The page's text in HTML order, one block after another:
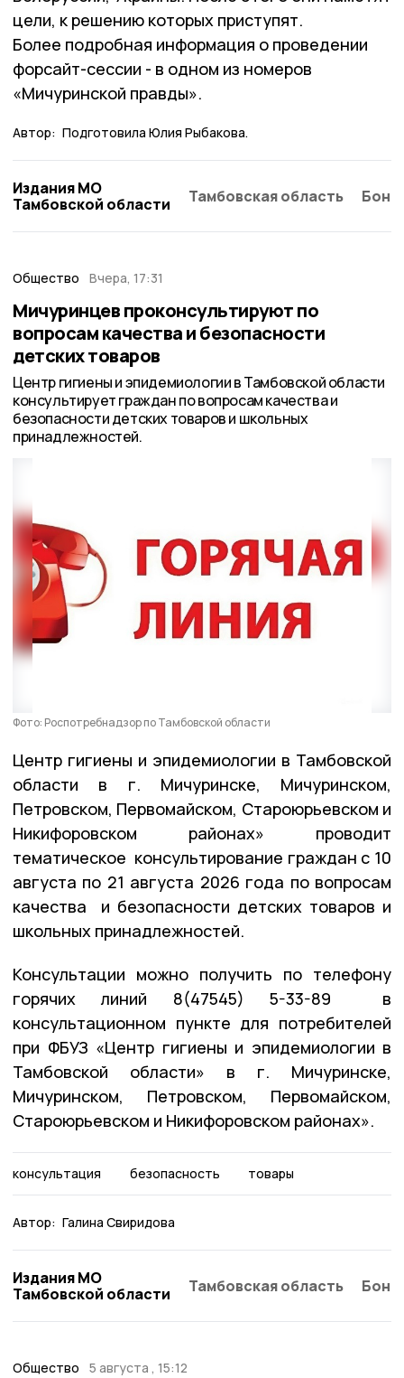
цели, к решению которых приступят.
Более подробная информация о проведении
форсайт-сессии - в одном из номеров
«Мичуринской правды».
Автор: Подготовила Юлия Рыбакова.
Издания МО
Тамбовской области
Тамбовская область
Общество Вчера, 17:31
Мичуринцев проконсультируют по
вопросам качества и безопасности
детских товаров
Центр гигиены и эпидемиологии в Тамбовской области
консультирует граждан по вопросам качества и
безопасности детских товаров и школьных
принадлежностей.
Фото: Роспотребнадзор по Тамбовской области
Центр гигиены и эпидемиологии в Тамбовской
области в г. Мичуринске, Мичуринском,
Петровском, Первомайском, Староюрьевском и
Никифоровском районах» проводит
тематическое консультирование граждан с 10
августа по 21 августа 2026 года по вопросам
качества и безопасности детских товаров и
школьных принадлежностей.
Консультации можно получить по телефону
горячих линий 8(47545) 5-33-89 в
консультационном пункте для потребителей
при ФБУЗ «Центр гигиены и эпидемиологии в
Тамбовской области» в г. Мичуринске,
Мичуринском, Петровском, Первомайском,
Староюрьевском и Никифоровском районах».
консультация безопасность товары
Автор: Галина Свиридова
Издания МО
Тамбовской области
Тамбовская область
Общество 5 августа , 15:12